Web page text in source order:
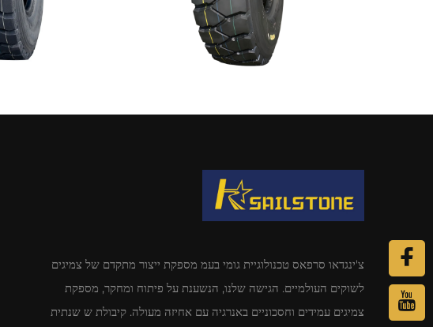
צ'ינגדאו סרפאס טכנולוגיית גומי בעמ מספקת ייצור מתקדם של צמיגים
לשוקים העולמיים. הגישה שלנו, הנשענת על פיתוח ומחקר, מספקת
צמיגים עמידים וחסכוניים באנרגיה עם אחיזה מעולה. קיבולת ש שנתית